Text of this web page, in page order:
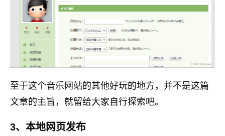
至于这个音乐网站的其他好玩的地方，并不是这篇
文章的主旨，就留给大家自行探索吧。
3、本地网页发布